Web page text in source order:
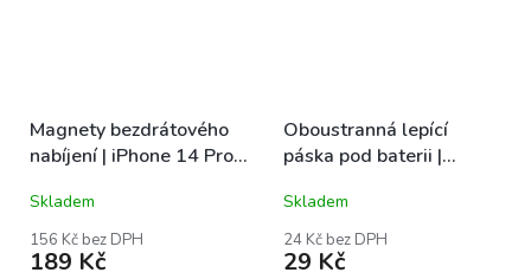
Magnety bezdrátového
nabíjení | iPhone 14 Pro,
Skladem
156 Kč bez DPH
189 Kč
Oboustranná lepící
páska pod baterii |
Skladem
24 Kč bez DPH
29 Kč